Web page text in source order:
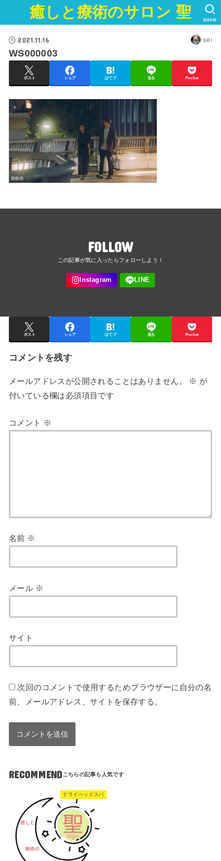
癒しと療術のサロン 聖 SEARCH
2021.11.16 sei
WS000003
ポスト シェア はてブ 送る Pocket
FOLLOW
ポスト シェア はてブ 送る Pocket
コメントを残す
メールアドレスが公開されることはありません。 ※ が
付いている欄は必須項目です
コメント ※
名前 ※
メール ※
サイト
次回のコメントで使用するためブラウザーに自分の名
前、メールアドレス、サイトを保存する。
RECOMMEND
ドライヘッドスパ